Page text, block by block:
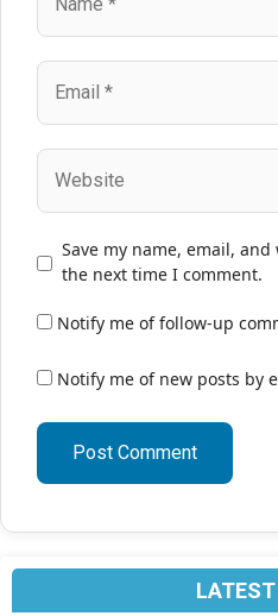
Email
Website
Save my name, email,
the next time I comment.
Notify me of follow-up
Notify me of new posts by